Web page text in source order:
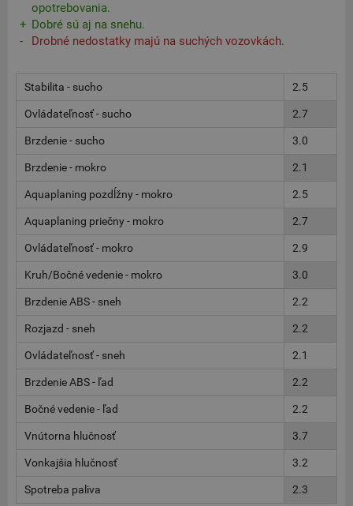
opotrebovania.
Dobré sú aj na snehu.
Drobné nedostatky majú na suchých vozovkách.
Stabilita - sucho 2.5
Ovládateľnosť - sucho 2.7
Brzdenie - sucho 3.0
Brzdenie - mokro 2.1
Aquaplaning pozdĺžny - mokro 2.5
Aquaplaning priečny - mokro 2.7
Ovládateľnosť - mokro 2.9
Kruh/Bočné vedenie - mokro 3.0
Brzdenie ABS - sneh 2.2
Rozjazd - sneh 2.2
Ovládateľnosť - sneh 2.1
Brzdenie ABS - ľad 2.2
Bočné vedenie - ľad 2.2
Vnútorna hlučnosť 3.7
Vonkajšia hlučnosť 3.2
Spotreba paliva 2.3